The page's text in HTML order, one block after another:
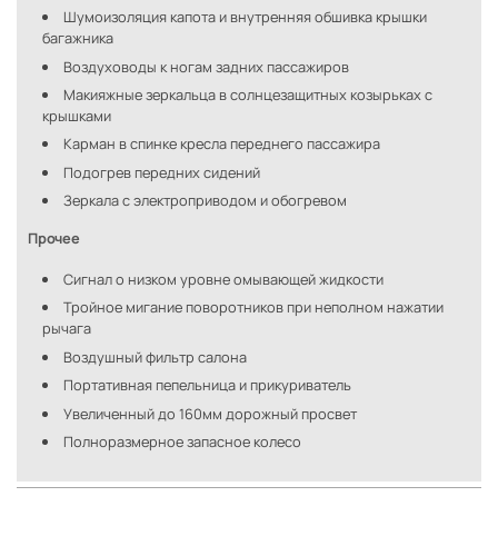
Шумоизоляция капота и внутренняя обшивка крышки
багажника
Воздуховоды к ногам задних пассажиров
Макияжные зеркальца в солнцезащитных козырьках с
крышками
Карман в спинке кресла переднего пассажира
Подогрев передних сидений
Зеркала с электроприводом и обогревом
Прочее
Сигнал о низком уровне омывающей жидкости
Тройное мигание поворотников при неполном нажатии
рычага
Воздушный фильтр салона
Портативная пепельница и прикуриватель
Увеличенный до 160мм дорожный просвет
Полноразмерное запасное колесо